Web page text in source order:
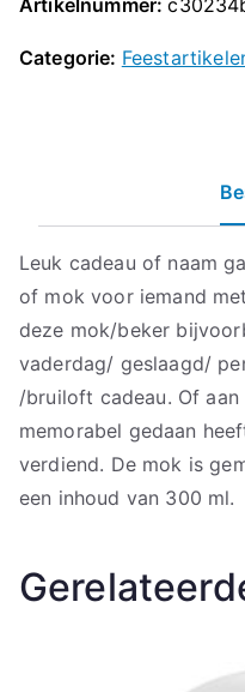
Artikelnummer:
Categorie:
Leuk cadeau of naam
of mok voor iemand
deze mok/beker
vaderdag/ geslaagd/
/bruiloft cadeau. Of
memorabel gedaan
verdiend. De mok is
een inhoud van 300 ml.